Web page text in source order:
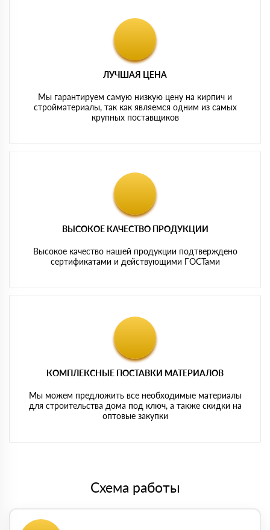
ЛУЧШАЯ ЦЕНА
Мы гарантируем самую низкую цену на кирпич и
стройматериалы, так как являемся одним из самых
крупных поставщиков
ВЫСОКОЕ КАЧЕСТВО ПРОДУКЦИИ
Высокое качество нашей продукции подтверждено
сертификатами и действующими ГОСТами
КОМПЛЕКСНЫЕ ПОСТАВКИ МАТЕРИАЛОВ
Мы можем предложить все необходимые материалы
для строительства дома под ключ, а также скидки на
оптовые закупки
Схема работы